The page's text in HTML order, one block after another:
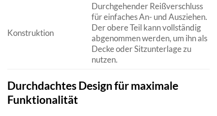
Konstruktion
Durchgehender Reißverschluss
für einfaches An- und Ausziehen.
Der obere Teil kann vollständig
abgenommen werden, um ihn als
Decke oder Sitzunterlage zu
nutzen.
Durchdachtes Design für maximale
Funktionalität